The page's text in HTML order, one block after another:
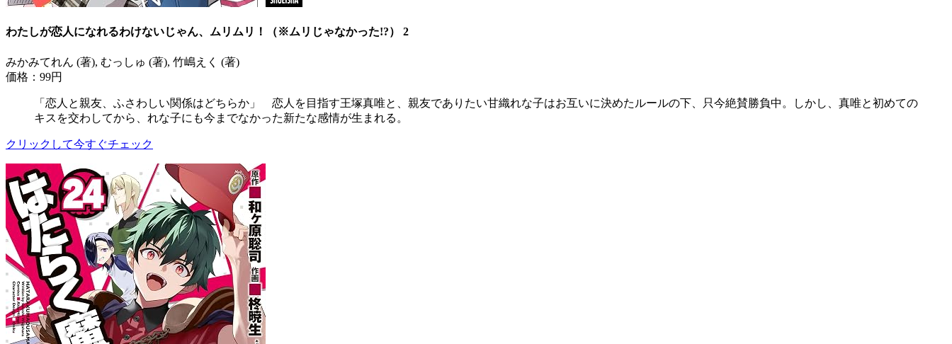
わたしが恋人になれるわけないじゃん、ムリムリ！（※ムリじゃなかった!?） 2
みかみてれん (著), むっしゅ (著), 竹嶋えく (著)
価格：99円
「恋人と親友、ふさわしい関係はどちらか」 恋人を目指す王塚真唯と、親友でありたい甘織れな子はお互いに決めたルールの下、只今絶賛勝負中。しかし、真唯と初めての
キスを交わしてから、れな子にも今までなかった新たな感情が生まれる。
クリックして今すぐチェック